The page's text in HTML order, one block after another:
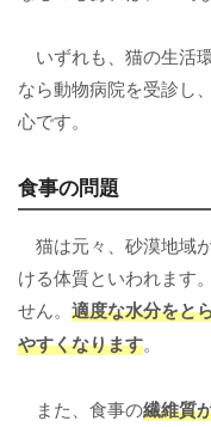
いずれも、猫の生活
なら動物病院を受診し
心です。
食事の問題
猫は元々、砂漠地域
ける体質といわれます
せん。 適度な水分をと
やすくなります。
また、食事の繊維質